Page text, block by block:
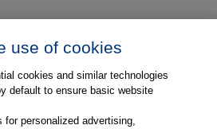
use of cookies
cookies and similar technologies
default to ensure basic website
for personalized advertising,